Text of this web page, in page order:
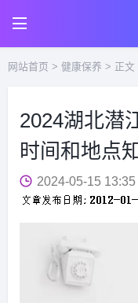
网站首页 > 健康保养 > 正文
2024湖北潜
时间和地点
2024-05-15 13:35